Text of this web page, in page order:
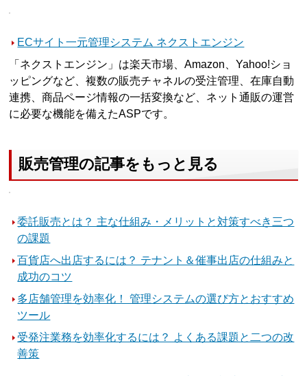
ECサイト一元管理システム ネクストエンジン
「ネクストエンジン」は楽天市場、Amazon、Yahoo!ショ
ッピングなど、複数の販売チャネルの受注管理、在庫自動
連携、商品ページ情報の一括変換など、ネット通販の運営
に必要な機能を備えたASPです。
販売管理の記事をもっと見る
委託販売とは？ 主な仕組み・メリットと対策すべき三つ
の課題
百貨店へ出店するには？ テナント＆催事出店の仕組みと
成功のコツ
多店舗管理を効率化！ 管理システムの選び方とおすすめ
ツール
受発注業務を効率化するには？ よくある課題と二つの改
善策